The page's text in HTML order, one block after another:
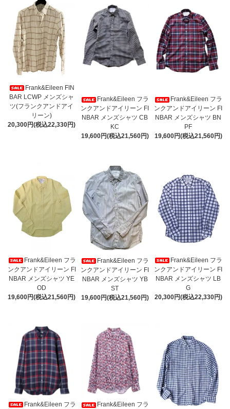
Frank&Eileen FIN
BAR LCWP メンズシャ
ツ(フランクアンドアイ
リーン)
20,300円(税込22,330円)
Frank&Eileen フラ
ンクアンドアイリーン FI
NBAR メンズシャツ CB
KC
19,600円(税込21,560円)
Frank&Eileen フラ
ンクアンドアイリーン FI
NBAR メンズシャツ BN
PF
19,600円(税込21,560円)
Frank&Eileen フラ
ンクアンドアイリーン FI
NBAR メンズシャツ YE
OD
19,600円(税込21,560円)
Frank&Eileen フラ
ンクアンドアイリーン FI
NBAR メンズシャツ YB
ST
19,600円(税込21,560円)
Frank&Eileen フラ
ンクアンドアイリーン FI
NBAR メンズシャツ LB
G
20,300円(税込22,330円)
Frank&Eileen フラ
Frank&Eileen フラ